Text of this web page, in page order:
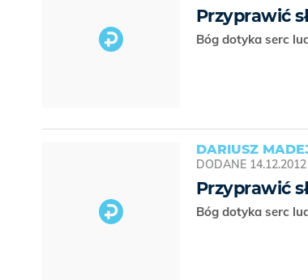
Przyprawić
Bóg dotyka serc
DARIUSZ
DODANE 14.12.2012
Przyprawić
Bóg dotyka serc